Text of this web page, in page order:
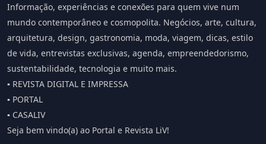
Informação, experiências e conexões para quem vive num
mundo contemporâneo e cosmopolita. Negócios, arte, cultura,
arquitetura, design, gastronomia, moda, viagem, dicas, estilo
de vida, entrevistas exclusivas, agenda, empreendedorismo,
sustentabilidade, tecnologia e muito mais.
▪️ REVISTA DIGITAL E IMPRESSA
▪️ PORTAL
▪️ CASALIV
Seja bem vindo(a) ao Portal e Revista LiV!